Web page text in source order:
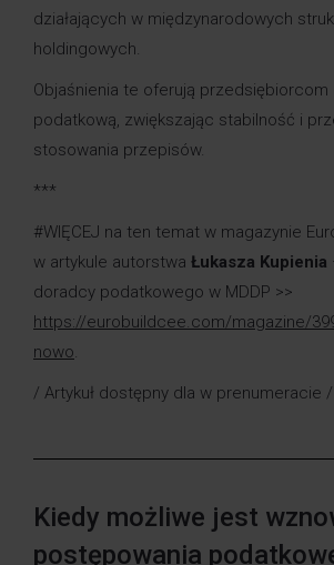
działających w międzynarodowych
holdingowych.
Objaśnienia te oferują przedsiębiorcom
podatkową, zwiększając stabilność i
stosowania przepisów.
***
#WIĘCEJ na ten temat w magazynie
w artykule autorstwa Łukasza Kupienia
doradcy podatkowego w MDDP >>
https://eurobuildcee.com/magazine/
nowo.
/ Artykuł dostępny dla w prenumeracie /
Kiedy możliwe jest
postępowania